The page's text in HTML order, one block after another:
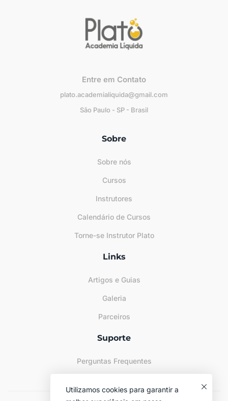
Entre em Contato
plato.academialiquida@gmail.com
São Paulo - SP - Brasil
Sobre
Sobre nós
Cursos
Instrutores
Calendário de Cursos
Torne-se Instrutor Plato
Links
Artigos e Guias
Galeria
Parceiros
Suporte
Perguntas Frequentes
Utilizamos cookies para garantir a